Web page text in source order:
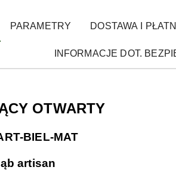
PARAMETRY DOSTAWA I
INFORMACJE DOT.
OTWARTY
BIEL-MAT
artisan